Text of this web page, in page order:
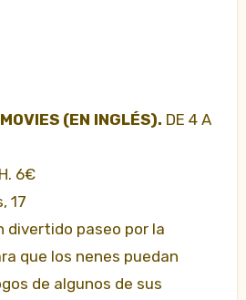
(EN INGLÉS). DE 4 A
6€
17
divertido paseo por la
que los nenes puedan
de algunos de sus